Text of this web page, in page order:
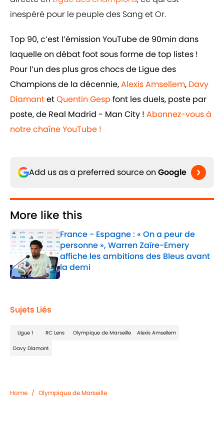
inespéré pour le peuple des Sang et Or.
Top 90, c’est l’émission YouTube de 90min dans
laquelle on débat foot sous forme de top listes !
Pour l’un des plus gros chocs de Ligue des
Champions de la décennie,Alexis Amsellem, Davy
DiamantetQuentin Gesp font les duels, poste par
poste, de Real Madrid - Man City ! Abonnez-vous à
notre chaîne YouTube !
Add us as a preferred source on Google
More like this
France - Espagne : « On a peur de
personne », Warren Zaïre-Emery
affiche les ambitions des Bleus avant
la demi
Published by on Invalid Date
Sujets Liés
Ligue 1 RC Lens Olympique de Marseille Alexis Amsellem
Davy Diamant
Home / Olympique de Marseille